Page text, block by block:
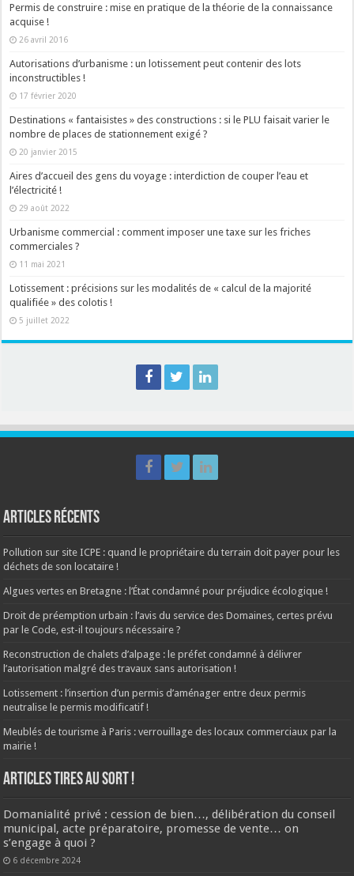
Permis de construire : mise en pratique de la théorie de la connaissance
acquise !
26 avril 2016
Autorisations d’urbanisme : un lotissement peut contenir des lots
inconstructibles !
17 février 2020
Destinations « fantaisistes » des constructions : si le PLU faisait varier le
nombre de places de stationnement exigé ?
20 janvier 2015
Aires d’accueil des gens du voyage : interdiction de couper l’eau et
l’électricité !
29 août 2022
Urbanisme commercial : comment imposer une taxe sur les friches
commerciales ?
11 mai 2021
Lotissement : précisions sur les modalités de « calcul de la majorité
qualifiée » des colotis !
5 juillet 2022
Articles récents
Pollution sur site ICPE : quand le propriétaire du terrain doit payer pour les
déchets de son locataire !
Algues vertes en Bretagne : l’État condamné pour préjudice écologique !
Droit de préemption urbain : l’avis du service des Domaines, certes prévu
par le Code, est-il toujours nécessaire ?
Reconstruction de chalets d’alpage : le préfet condamné à délivrer
l’autorisation malgré des travaux sans autorisation !
Lotissement : l’insertion d’un permis d’aménager entre deux permis
neutralise le permis modificatif !
Meublés de tourisme à Paris : verrouillage des locaux commerciaux par la
mairie !
ARTICLES TIRES AU SORT !
Domanialité privé : cession de bien…, délibération du conseil
municipal, acte préparatoire, promesse de vente… on
s’engage à quoi ?
6 décembre 2024